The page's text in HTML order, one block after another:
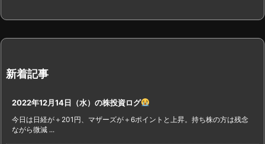
新着記事
2022年12月14日（水）の株投資ログ
今日は日経が＋201円、マザーズが＋6ポイントと上昇。持ち株の方は残念
ながら微減 ...